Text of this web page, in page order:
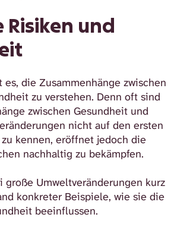
Risiken und
die Zusammenhänge zwischen
zu verstehen. Denn oft sind
zwischen Gesundheit und
nicht auf den ersten
kennen, eröffnet jedoch die
nachhaltig zu bekämpfen.
große Umweltveränderungen kurz
konkreter Beispiele, wie sie die
beeinflussen.